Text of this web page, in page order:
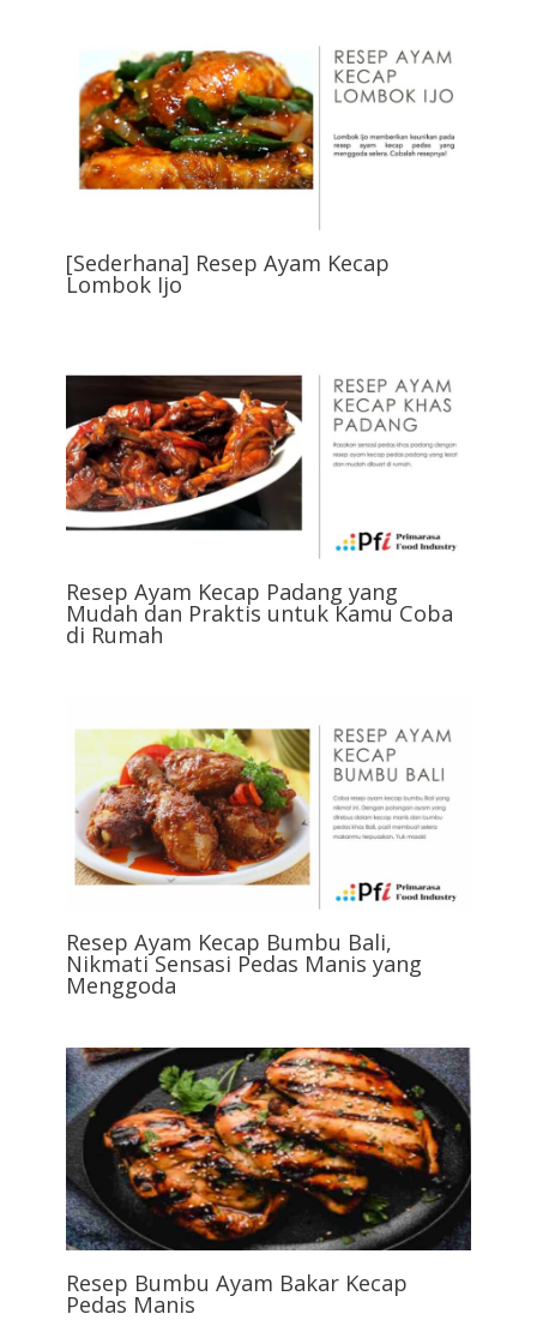
[Sederhana] Resep Ayam Kecap
Lombok Ijo
Resep Ayam Kecap Padang yang
Mudah dan Praktis untuk Kamu Coba
di Rumah
Resep Ayam Kecap Bumbu Bali,
Nikmati Sensasi Pedas Manis yang
Menggoda
Resep Bumbu Ayam Bakar Kecap
Pedas Manis